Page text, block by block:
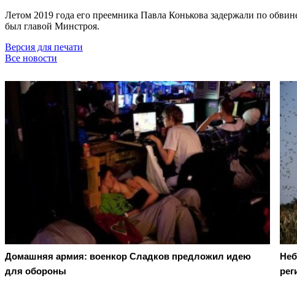
Летом 2019 года его преемника Павла Конькова задержали по
был главой Минстроя.
Версия для печати
Все новости
Домашняя армия: военкор Сладков предложил идею
для обороны